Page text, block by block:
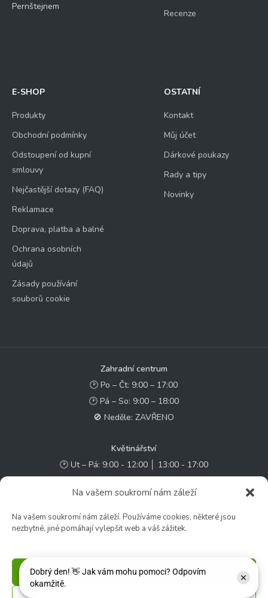
Na vašem soukromí nám záleží
Na vašem soukromí nám záleží. Používáme cookies, některé jsou
nezbytné, jiné pomáhají vylepšit web a váš zážitek.
Příjmout
Pernštejnem
Recenze
E-SHOP
Produkty
Obchodní podmínky
Odstoupení od kupní
smlouvy
Nejčastější dotazy (FAQ)
Reklamace
Doprava, platba a balné
Ochrana osobních
údajů
Zásady používání
souborů cookie
OSTATNÍ
Kontakt
Můj účet
Dárkové poukazy
Rady a tipy
Novinky
Zahradní centrum
🕑 Po – Čt: 9:00 – 17:00
🕑 Pá – So: 9:00 – 18:00
🚫 Neděle: ZAVŘENO
Květinářství
🕑 Ut – Pá: 9:00 - 12:00 │ 13:00 - 17:00
🚫 Ne - Po: ZAVŘENO
Rychlý kontakt:
Sledujte nás: